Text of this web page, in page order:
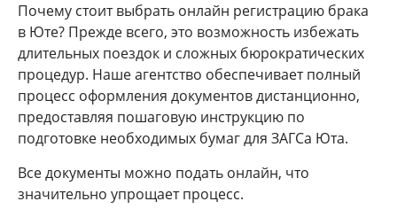
Почему стоит выбрать онлайн регистрацию брака
в Юте? Прежде всего, это возможность избежать
длительных поездок и сложных бюрократических
процедур. Наше агентство обеспечивает полный
процесс оформления документов дистанционно,
предоставляя пошаговую инструкцию по
подготовке необходимых бумаг для ЗАГСа Юта.
Все документы можно подать онлайн, что
значительно упрощает процесс.